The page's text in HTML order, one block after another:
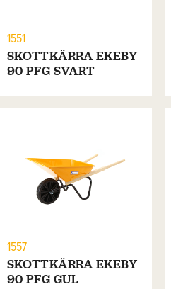
1551
SKOTTKÄRRA EKEBY
90 PFG SVART
1557
SKOTTKÄRRA EKEBY
90 PFG GUL